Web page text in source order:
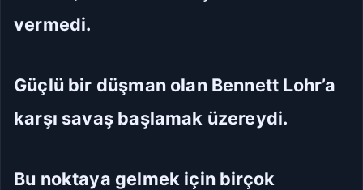
vermedi.
Güçlü bir düşman olan Bennett Lohr’a
karşı savaş başlamak üzereydi.
Bu noktaya gelmek için birçok